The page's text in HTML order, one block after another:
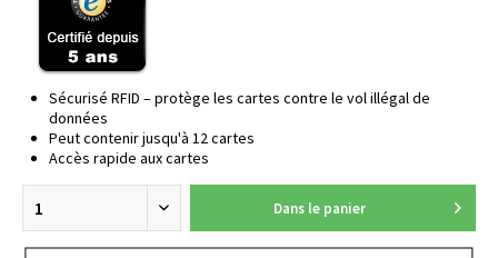
Sécurisé RFID – protège les cartes contre le vol illégal de
données
Peut contenir jusqu'à 12 cartes
Accès rapide aux cartes
Dans le panier